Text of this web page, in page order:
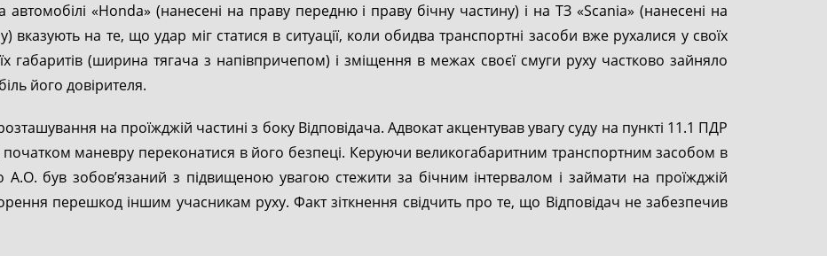
автомобілі «Honda» (нанесені на праву передню і праву бічну частину) і на ТЗ «Scania» (нанесені на
вказують на те, що удар міг статися в ситуації, коли обидва транспортні засоби вже рухалися у своїх
габаритів (ширина тягача з напівпричепом) і зміщення в межах своєї смуги руху частково зайняло
його довірителя.
на проїжджій частині з боку Відповідача. Адвокат акцентував увагу суду на пункті 11.1 ПДР
початком маневру переконатися в його безпеці. Керуючи великогабаритним транспортним засобом в
А.О. був зобов’язаний з підвищеною увагою стежити за бічним інтервалом і займати на проїжджій
перешкод іншим учасникам руху. Факт зіткнення свідчить про те, що Відповідач не забезпечив